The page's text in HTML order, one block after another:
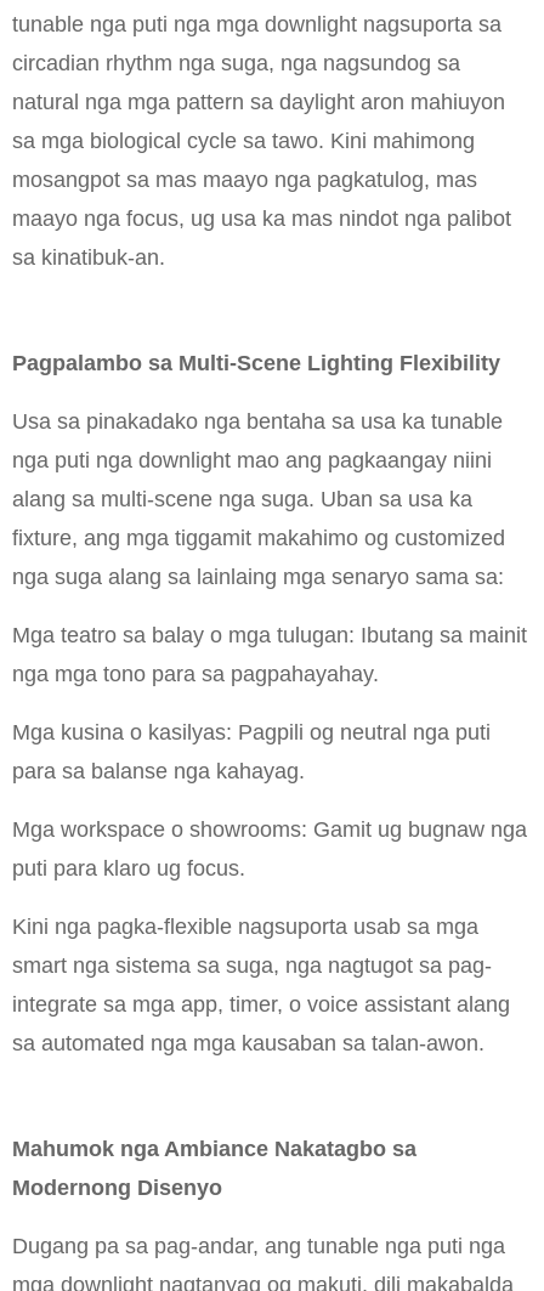
tunable nga puti nga mga downlight nagsuporta sa
circadian rhythm nga suga, nga nagsundog sa
natural nga mga pattern sa daylight aron mahiuyon
sa mga biological cycle sa tawo. Kini mahimong
mosangpot sa mas maayo nga pagkatulog, mas
maayo nga focus, ug usa ka mas nindot nga palibot
sa kinatibuk-an.
Pagpalambo sa Multi-Scene Lighting Flexibility
Usa sa pinakadako nga bentaha sa usa ka tunable
nga puti nga downlight mao ang pagkaangay niini
alang sa multi-scene nga suga. Uban sa usa ka
fixture, ang mga tiggamit makahimo og customized
nga suga alang sa lainlaing mga senaryo sama sa:
Mga teatro sa balay o mga tulugan: Ibutang sa mainit
nga mga tono para sa pagpahayahay.
Mga kusina o kasilyas: Pagpili og neutral nga puti
para sa balanse nga kahayag.
Mga workspace o showrooms: Gamit ug bugnaw nga
puti para klaro ug focus.
Kini nga pagka-flexible nagsuporta usab sa mga
smart nga sistema sa suga, nga nagtugot sa pag-
integrate sa mga app, timer, o voice assistant alang
sa automated nga mga kausaban sa talan-awon.
Mahumok nga Ambiance Nakatagbo sa
Modernong Disenyo
Dugang pa sa pag-andar, ang tunable nga puti nga
mga downlight nagtanyag og makuti, dili makabalda